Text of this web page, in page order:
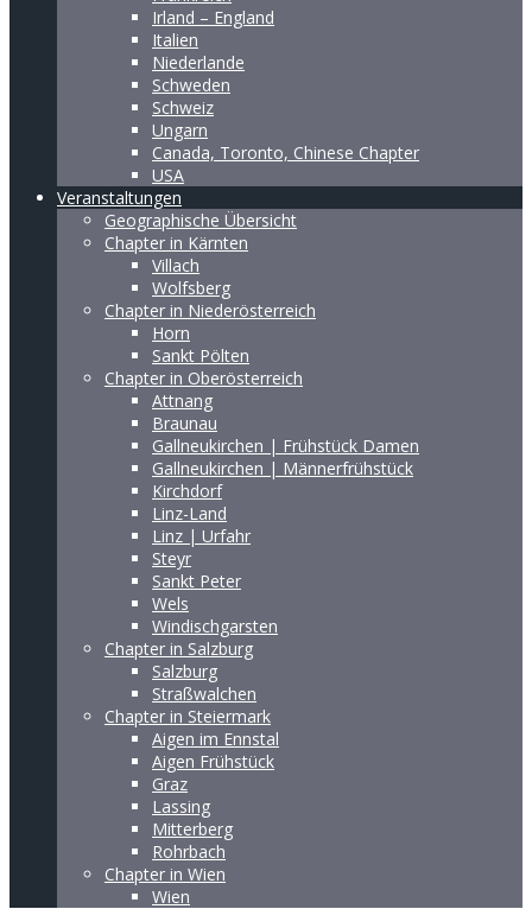
Irland – England
Italien
Niederlande
Schweden
Schweiz
Ungarn
Canada, Toronto, Chinese Chapter
USA
Veranstaltungen
Geographische Übersicht
Chapter in Kärnten
Villach
Wolfsberg
Chapter in Niederösterreich
Horn
Sankt Pölten
Chapter in Oberösterreich
Attnang
Braunau
Gallneukirchen | Frühstück Damen
Gallneukirchen | Männerfrühstück
Kirchdorf
Linz-Land
Linz | Urfahr
Steyr
Sankt Peter
Wels
Windischgarsten
Chapter in Salzburg
Salzburg
Straßwalchen
Chapter in Steiermark
Aigen im Ennstal
Aigen Frühstück
Graz
Lassing
Mitterberg
Rohrbach
Chapter in Wien
Wien